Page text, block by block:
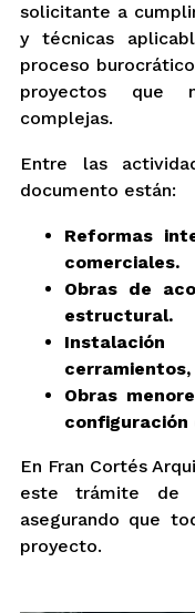
solicitante a
y técnicas
proceso
proyectos que
complejas.
Entre las
documento están:
Reformas
comerciales.
Obras de
estructural.
Obras
configuración
En Fran Cortés
este trámite de
asegurando que
proyecto.